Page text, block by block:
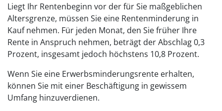
Liegt Ihr Rentenbeginn vor der für Sie maßgeblichen
Altersgrenze, müssen Sie eine Rentenminderung in
Kauf nehmen. Für jeden Monat, den Sie früher Ihre
Rente in Anspruch nehmen, beträgt der Abschlag 0,3
Prozent, insgesamt jedoch höchstens 10,8 Prozent.
Wenn Sie eine Erwerbsminderungsrente erhalten,
können Sie mit einer Beschäftigung in gewissem
Umfang hinzuverdienen.